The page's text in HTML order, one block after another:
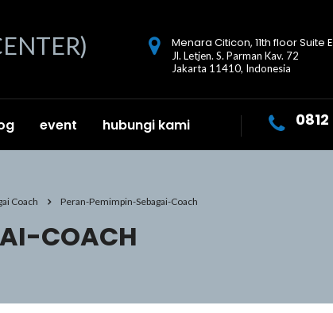
Menara Citicon, 11th floor Suite E
Jl. Letjen. S. Parman Kav. 72
Jakarta 11410, Indonesia
event hubungi kami
Coach Peran-Pemimpin-Sebagai-Coach
COACH